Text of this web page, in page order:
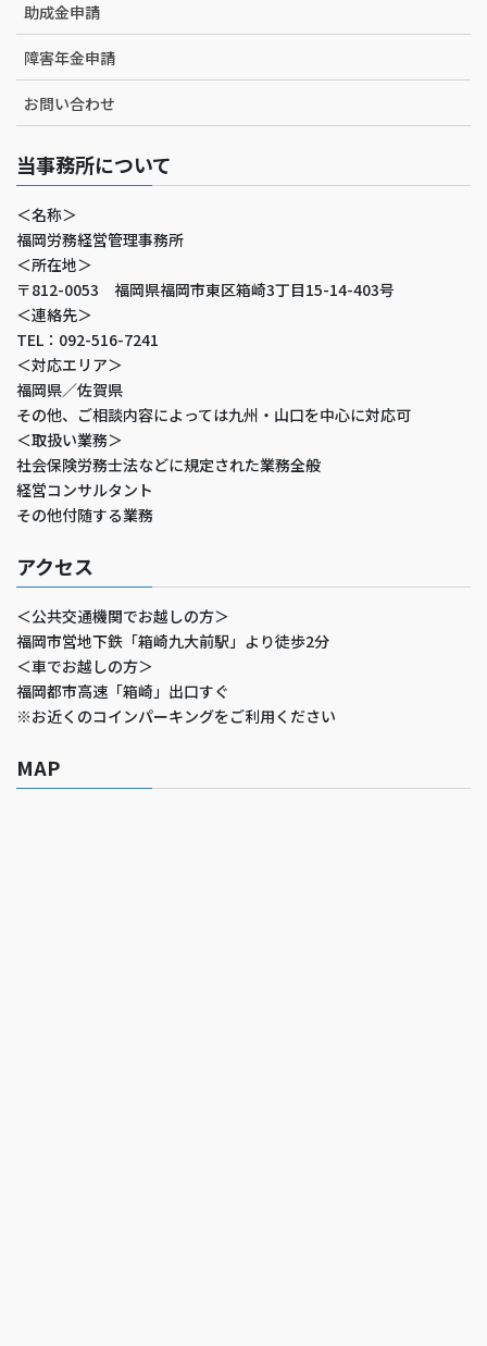
助成金申請
障害年金申請
お問い合わせ
当事務所について
＜名称＞
福岡労務経営管理事務所
＜所在地＞
〒812-0053 福岡県福岡市東区箱崎3丁目15-14-403号
＜連絡先＞
TEL：092-516-7241
＜対応エリア＞
福岡県／佐賀県
その他、ご相談内容によっては九州・山口を中心に対応可
＜取扱い業務＞
社会保険労務士法などに規定された業務全般
経営コンサルタント
その他付随する業務
アクセス
＜公共交通機関でお越しの方＞
福岡市営地下鉄「箱崎九大前駅」より徒歩2分
＜車でお越しの方＞
福岡都市高速「箱崎」出口すぐ
※お近くのコインパーキングをご利用ください
MAP